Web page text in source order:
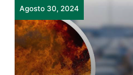
Agosto 30, 2024